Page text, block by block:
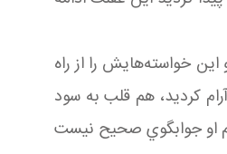
خواسته‌هايش را از راه
کرديد، هم قلب به سود
هم او جوابگوي صحيح نيست